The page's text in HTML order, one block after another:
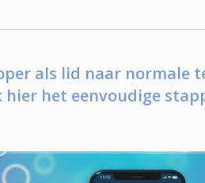
als lid naar normale
het eenvoudige